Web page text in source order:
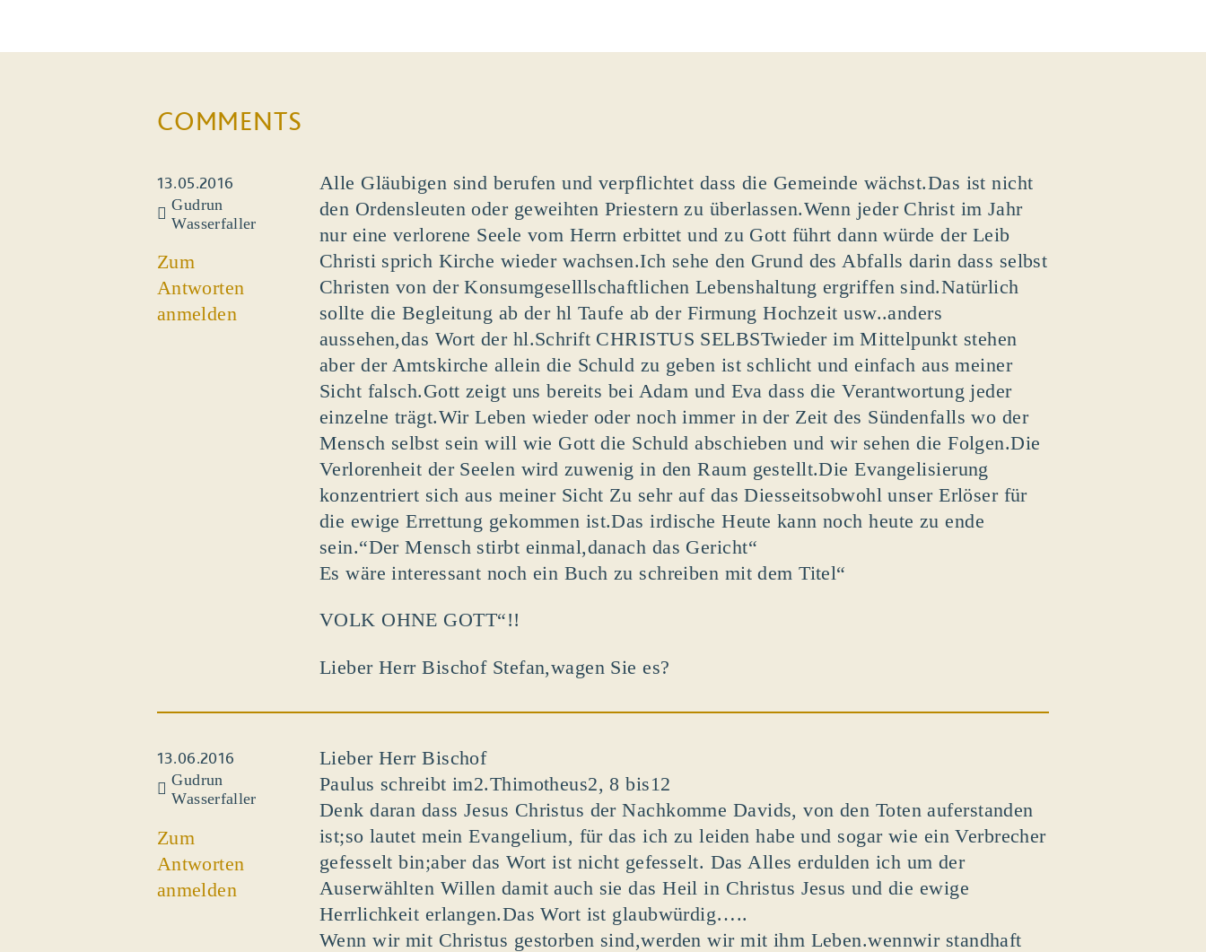
COMMENTS
13.05.2016
Gudrun
Wasserfaller
Zum
Antworten
anmelden
Alle Gläubigen sind berufen und verpflichtet dass die Gemeinde wächst.Das ist nicht
den Ordensleuten oder geweihten Priestern zu überlassen.Wenn jeder Christ im Jahr
nur eine verlorene Seele vom Herrn erbittet und zu Gott führt dann würde der Leib
Christi sprich Kirche wieder wachsen.Ich sehe den Grund des Abfalls darin dass selbst
Christen von der Konsumgeselllschaftlichen Lebenshaltung ergriffen sind.Natürlich
sollte die Begleitung ab der hl Taufe ab der Firmung Hochzeit usw..anders
aussehen,das Wort der hl.Schrift CHRISTUS SELBSTwieder im Mittelpunkt stehen
aber der Amtskirche allein die Schuld zu geben ist schlicht und einfach aus meiner
Sicht falsch.Gott zeigt uns bereits bei Adam und Eva dass die Verantwortung jeder
einzelne trägt.Wir Leben wieder oder noch immer in der Zeit des Sündenfalls wo der
Mensch selbst sein will wie Gott die Schuld abschieben und wir sehen die Folgen.Die
Verlorenheit der Seelen wird zuwenig in den Raum gestellt.Die Evangelisierung
konzentriert sich aus meiner Sicht Zu sehr auf das Diesseitsobwohl unser Erlöser für
die ewige Errettung gekommen ist.Das irdische Heute kann noch heute zu ende
sein.“Der Mensch stirbt einmal,danach das Gericht“
Es wäre interessant noch ein Buch zu schreiben mit dem Titel“
VOLK OHNE GOTT“!!
Lieber Herr Bischof Stefan,wagen Sie es?
13.06.2016
Gudrun
Wasserfaller
Zum
Antworten
anmelden
Lieber Herr Bischof
Paulus schreibt im2.Thimotheus2, 8 bis12
Denk daran dass Jesus Christus der Nachkomme Davids, von den Toten auferstanden
ist;so lautet mein Evangelium, für das ich zu leiden habe und sogar wie ein Verbrecher
gefesselt bin;aber das Wort ist nicht gefesselt. Das Alles erdulden ich um der
Auserwählten Willen damit auch sie das Heil in Christus Jesus und die ewige
Herrlichkeit erlangen.Das Wort ist glaubwürdig…..
Wenn wir mit Christus gestorben sind,werden wir mit ihm Leben.wennwir standhaft